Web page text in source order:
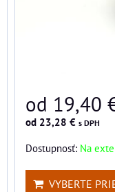
od 19,40
od 23,28 € s DPH
Dostupnosť: Na
VYBERTE